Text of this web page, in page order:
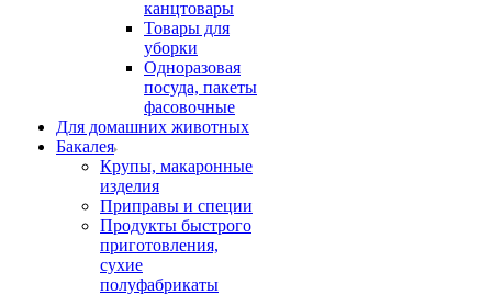
канцтовары
Товары для
уборки
Одноразовая
посуда, пакеты
фасовочные
Для домашних животных
Бакалея
Крупы, макаронные
изделия
Приправы и специи
Продукты быстрого
приготовления,
сухие
полуфабрикаты